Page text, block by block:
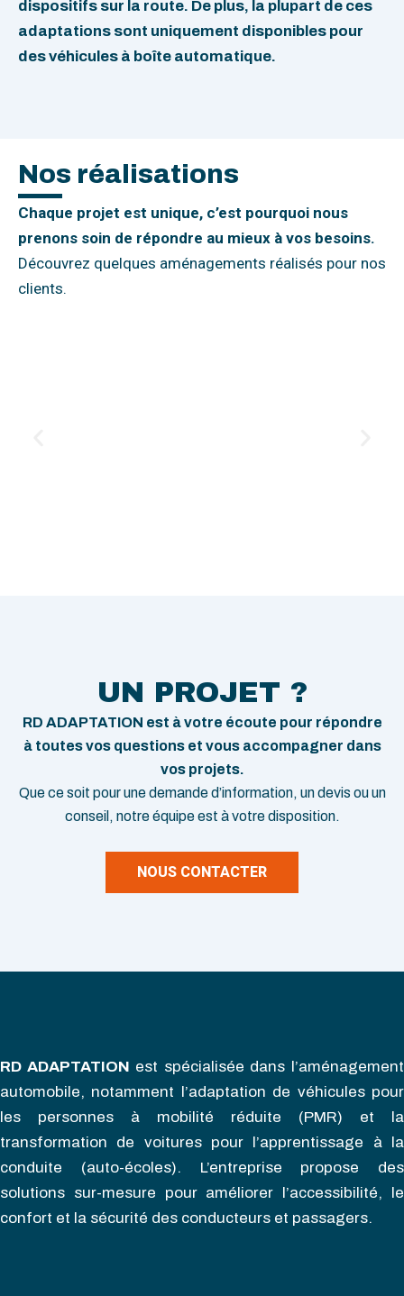
dispositifs sur la route. De plus, la plupart de ces
adaptations sont uniquement disponibles pour
des véhicules à boîte automatique.
Nos réalisations
Chaque projet est unique, c’est pourquoi nous
prenons soin de répondre au mieux à vos besoins.
Découvrez quelques aménagements réalisés pour nos
clients.
UN PROJET ?
RD ADAPTATION est à votre écoute pour répondre
à toutes vos questions et vous accompagner dans
vos projets.
Que ce soit pour une demande d’information, un devis ou un
conseil, notre équipe est à votre disposition.
NOUS CONTACTER
RD ADAPTATION est spécialisée dans l’aménagement
automobile, notamment l’adaptation de véhicules pour
les personnes à mobilité réduite (PMR) et la
transformation de voitures pour l’apprentissage à la
conduite (auto-écoles). L’entreprise propose des
solutions sur-mesure pour améliorer l’accessibilité, le
confort et la sécurité des conducteurs et passagers.